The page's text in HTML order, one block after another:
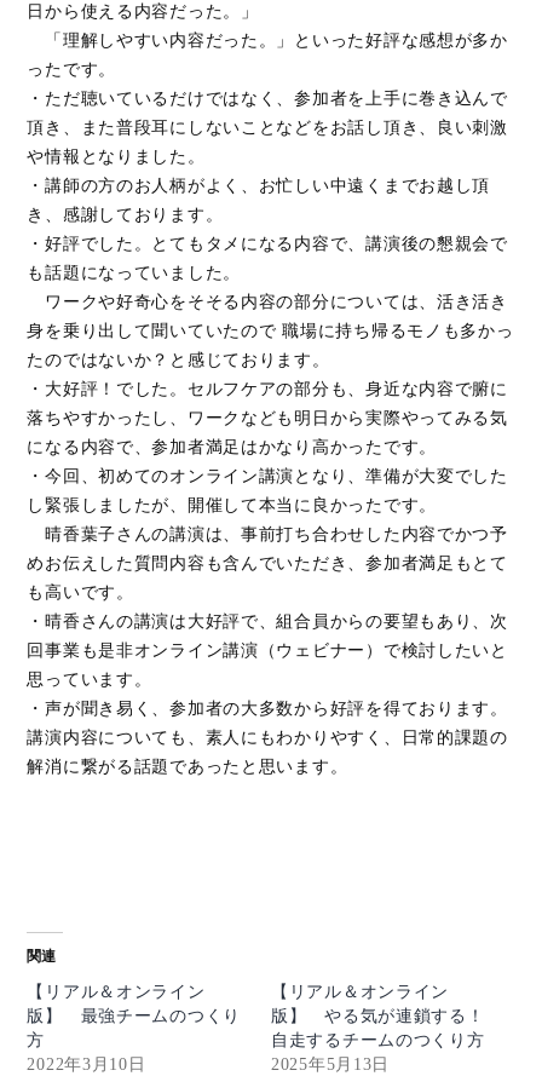
日から使える内容だった。」
「理解しやすい内容だった。」といった好評な感想が多か
ったです。
・ただ聴いているだけではなく、参加者を上手に巻き込んで
頂き、また普段耳にしないことなどをお話し頂き、良い刺激
や情報となりました。
・講師の方のお人柄がよく、お忙しい中遠くまでお越し頂
き、感謝しております。
・好評でした。とてもタメになる内容で、講演後の懇親会で
も話題になっていました。
ワークや好奇心をそそる内容の部分については、活き活き
身を乗り出して聞いていたので 職場に持ち帰るモノも多かっ
たのではないか？と感じております。
・大好評！でした。セルフケアの部分も、身近な内容で腑に
落ちやすかったし、ワークなども明日から実際やってみる気
になる内容で、参加者満足はかなり高かったです。
・今回、初めてのオンライン講演となり、準備が大変でした
し緊張しましたが、開催して本当に良かったです。
晴香葉子さんの講演は、事前打ち合わせした内容でかつ予
めお伝えした質問内容も含んでいただき、参加者満足もとて
も高いです。
・晴香さんの講演は大好評で、組合員からの要望もあり、次
回事業も是非オンライン講演（ウェビナー）で検討したいと
思っています。
・声が聞き易く、参加者の大多数から好評を得ております。
講演内容についても、素人にもわかりやすく、日常的課題の
解消に繋がる話題であったと思います。
関連
【リアル＆オンライン
版】 最強チームのつくり
方
2022年3月10日
【リアル＆オンライン
版】 やる気が連鎖する！
自走するチームのつくり方
2025年5月13日